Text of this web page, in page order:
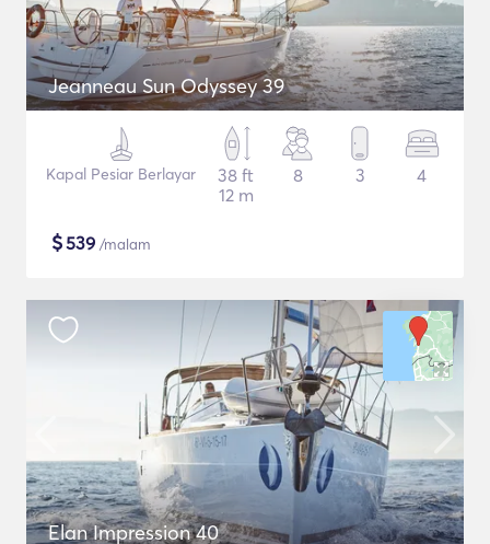
Jeanneau Sun Odyssey 39
Kapal Pesiar Berlayar
38 ft
12 m
8 3 4
$539 /malam
Elan Impression 40